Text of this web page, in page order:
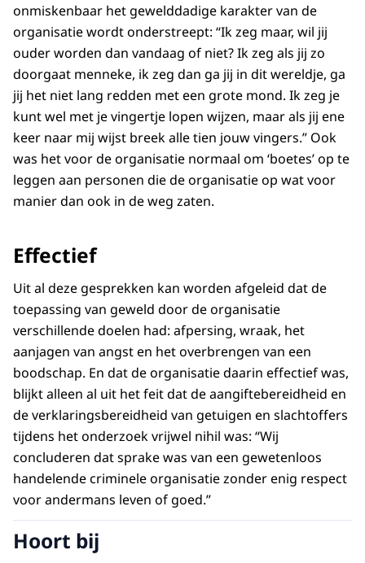
onmiskenbaar het gewelddadige karakter van de
organisatie wordt onderstreept: “Ik zeg maar, wil jij
ouder worden dan vandaag of niet? Ik zeg als jij zo
doorgaat menneke, ik zeg dan ga jij in dit wereldje, ga
jij het niet lang redden met een grote mond. Ik zeg je
kunt wel met je vingertje lopen wijzen, maar als jij ene
keer naar mij wijst breek alle tien jouw vingers.” Ook
was het voor de organisatie normaal om ‘boetes’ op te
leggen aan personen die de organisatie op wat voor
manier dan ook in de weg zaten.
Effectief
Uit al deze gesprekken kan worden afgeleid dat de
toepassing van geweld door de organisatie
verschillende doelen had: afpersing, wraak, het
aanjagen van angst en het overbrengen van een
boodschap. En dat de organisatie daarin effectief was,
blijkt alleen al uit het feit dat de aangiftebereidheid en
de verklaringsbereidheid van getuigen en slachtoffers
tijdens het onderzoek vrijwel nihil was: “Wij
concluderen dat sprake was van een gewetenloos
handelende criminele organisatie zonder enig respect
voor andermans leven of goed.”
Hoort bij